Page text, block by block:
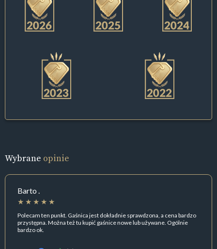
Wybrane opinie
Barto .
Polecam ten punkt. Gaśnica jest dokładnie sprawdzona, a cena bardzo
przystępna. Można też tu kupić gaśnice nowe lub używane. Ogólnie
bardzo ok.